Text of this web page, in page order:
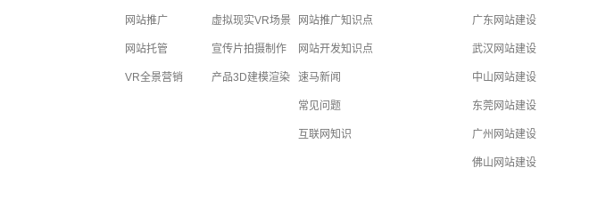
网站推广
网站托管
VR全景营销
虚拟现实VR场景
宣传片拍摄制作
产品3D建模渲染
网站推广知识点
网站开发知识点
速马新闻
常见问题
互联网知识
广东网站建设
武汉网站建设
中山网站建设
东莞网站建设
广州网站建设
佛山网站建设